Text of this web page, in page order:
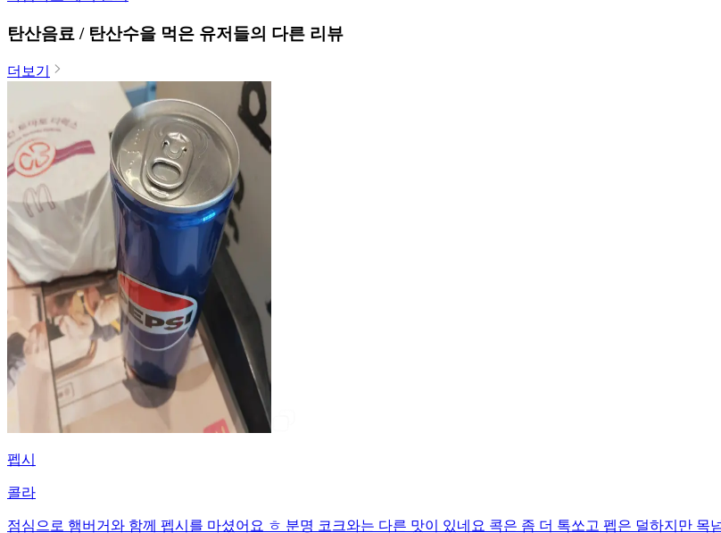
탄산음료 / 탄산수을 먹은 유저들의 다른 리뷰
더보기
펩시
콜라
점심으로 햄버거와 함께 펩시를 마셨어요 ㅎ 분명 코크와는 다른 맛이 있네요 콕은 좀 더 톡쏘고 펩은 덜하지만